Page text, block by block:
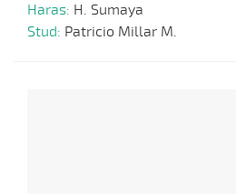
Haras: H. Sumaya
Stud: Patricio Millar M.